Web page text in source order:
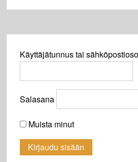
Käyttäjätunnus tai
Salasana
Muista minut